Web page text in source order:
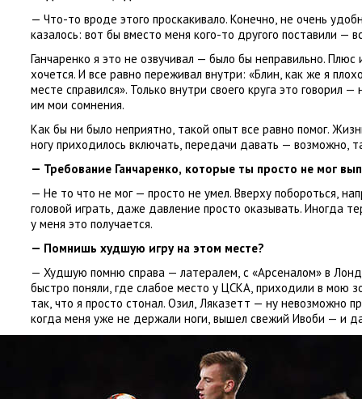
— Что-то вроде этого проскакивало. Конечно, не очень
казалось: вот бы вместо меня кого-то другого поставили —
Ганчаренко я это не озвучивал — было бы неправильно. Плюс
хочется. И все равно переживал внутри: «Блин, как же я
месте справился». Только внутри своего круга это говорил
им мои сомнения.
Как бы ни было неприятно, такой опыт все равно помог.
ногу приходилось включать, передачи давать — возможно,
— Требование Ганчаренко, которые ты просто не мог
— Не то что не мог — просто не умел. Вверху побороться,
головой играть, даже давление просто оказывать. Иногда
у меня это получается.
— Помнишь худшую игру на этом месте?
— Худшую помню справа — латералем, с «Арсеналом» в
быстро поняли, где слабое место у ЦСКА, приходили в мою
так, что я просто стонал. Озил, Ляказетт — ну невозможно
когда меня уже не держали ноги, вышел свежий Ивоби — и